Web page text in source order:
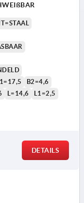
B2=4,6
L=14,6
L1=2,5
DETAILS